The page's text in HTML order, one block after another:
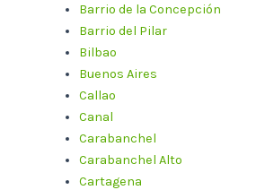
Barrio de la Concepción
Barrio del Pilar
Bilbao
Buenos Aires
Callao
Canal
Carabanchel
Carabanchel Alto
Cartagena